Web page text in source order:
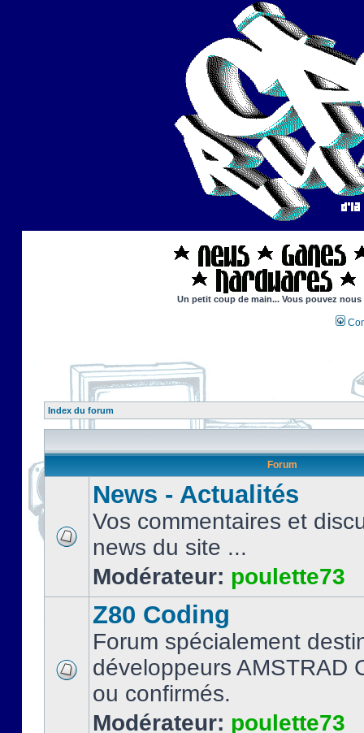
Un petit coup de main... Vous pouvez
Index du forum
Forum
News - Actualités
Vos commentaires et
news du site ...
Modérateur: poulette73
Z80 Coding
Forum spécialement
développeurs AMSTRAD
ou confirmés.
Modérateur: poulette73